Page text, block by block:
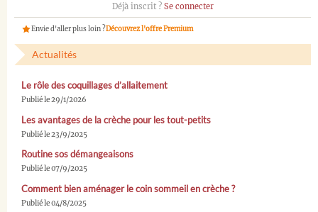
Déjà inscrit ? Se connecter
Envie d'aller plus loin ?Découvrez l'offre Premium
Actualités
Le rôle des coquillages d’allaitement
Publié le 29/1/2026
Les avantages de la crèche pour les tout-petits
Publié le 23/9/2025
Routine sos démangeaisons
Publié le 07/9/2025
Comment bien aménager le coin sommeil en crèche ?
Publié le 04/8/2025